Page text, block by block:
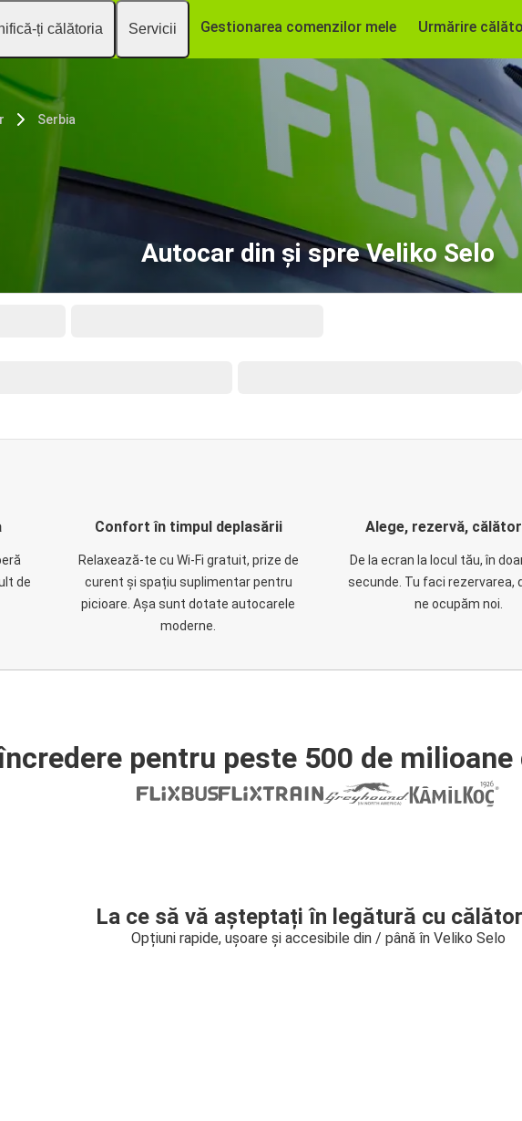
ți călătoria Servicii Gestionarea comenzilor mele Urmărire
Serbia
Autocar din și spre Veliko Selo
de
Confort în timpul deplasării
Relaxează-te cu Wi-Fi gratuit, prize de
curent și spațiu suplimentar pentru
picioare. Așa sunt dotate autocarele
moderne.
Alege, rezervă,
De la ecran la locul tău, în
secunde. Tu faci rezervarea,
ne ocupăm noi.
pentru peste 500 de milioane
La ce să vă așteptați în legătură cu
Opțiuni rapide, ușoare și accesibile din / până în Veliko Selo